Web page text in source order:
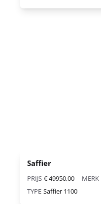
Saffier
PRIJS € 49950,00 MERK
TYPE Saffier 1100